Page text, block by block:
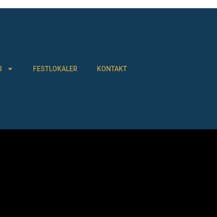
FESTLOKALER KONTAKT